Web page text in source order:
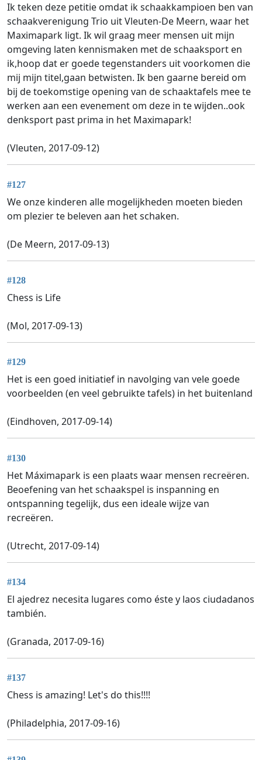
Ik teken deze petitie omdat ik schaakkampioen ben van
schaakverenigung Trio uit Vleuten-De Meern, waar het
Maximapark ligt. Ik wil graag meer mensen uit mijn
omgeving laten kennismaken met de schaaksport en
ik,hoop dat er goede tegenstanders uit voorkomen die
mij mijn titel,gaan betwisten. Ik ben gaarne bereid om
bij de toekomstige opening van de schaaktafels mee te
werken aan een evenement om deze in te wijden..ook
denksport past prima in het Maximapark!
(Vleuten, 2017-09-12)
#127
We onze kinderen alle mogelijkheden moeten bieden
om plezier te beleven aan het schaken.
(De Meern, 2017-09-13)
#128
Chess is Life
(Mol, 2017-09-13)
#129
Het is een goed initiatief in navolging van vele goede
voorbeelden (en veel gebruikte tafels) in het buitenland
(Eindhoven, 2017-09-14)
#130
Het Máximapark is een plaats waar mensen recreëren.
Beoefening van het schaakspel is inspanning en
ontspanning tegelijk, dus een ideale wijze van
recreëren.
(Utrecht, 2017-09-14)
#134
El ajedrez necesita lugares como éste y laos ciudadanos
también.
(Granada, 2017-09-16)
#137
Chess is amazing! Let's do this!!!!
(Philadelphia, 2017-09-16)